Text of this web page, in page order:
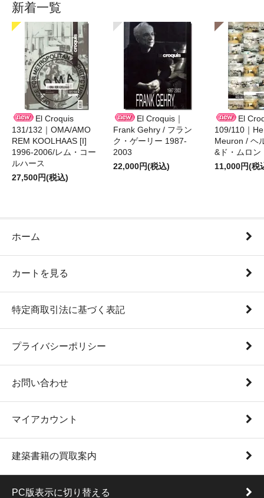
新着一覧
El Croquis
131/132｜OMA/AMO
REM KOOLHAAS [I]
1996-2006/レム・コー
ルハース
27,500円(税込)
El Croquis｜
Frank Gehry / フラン
ク・ゲーリー 1987-
2003
22,000円(税込)
El
109/110｜
Meuron / ヘ
&ド・ムロ
11,000円(税
ホーム
カートを見る
特定商取引法に基づく表記
プライバシーポリシー
お問い合わせ
マイアカウント
建築書籍の買取案内
PC版表示に切り替える